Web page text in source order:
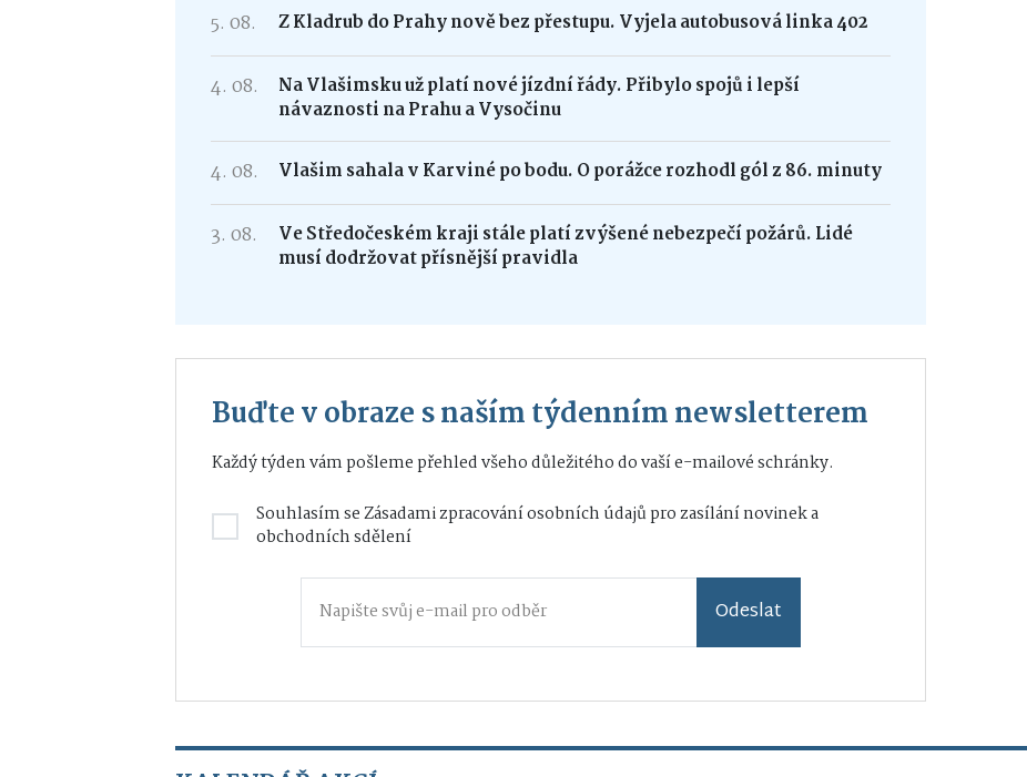
5. 08. Z Kladrub do Prahy nově bez přestupu. Vyjela autobusová linka 402
4. 08.
Na Vlašimsku už platí nové jízdní řády. Přibylo spojů i lepší
návaznosti na Prahu a Vysočinu
4. 08. Vlašim sahala v Karviné po bodu. O porážce rozhodl gól z 86. minuty
3. 08.
Ve Středočeském kraji stále platí zvýšené nebezpečí požárů. Lidé
musí dodržovat přísnější pravidla
Buďte v obraze s naším týdenním newsletterem
Každý týden vám pošleme přehled všeho důležitého do vaší e-mailové schránky.
Souhlasím seZásadami zpracování osobních údajůpro zasílání novinek a
obchodních sdělení
Odeslat